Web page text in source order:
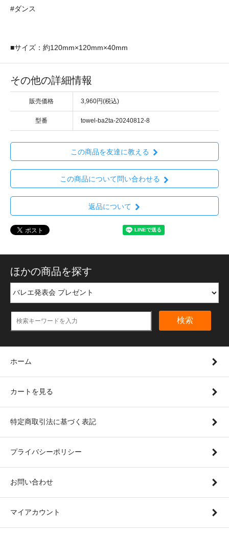
#ダンス
■サイズ：約120mm×120mm×40mm
その他の詳細情報
販売価格 3,960円(税込)
型番 towel-ba2ta-20240812-8
この商品を友達に教える
この商品について問い合わせる
返品について
ほかの商品を探す
検索
ホーム
カートを見る
特定商取引法に基づく表記
プライバシーポリシー
お問い合わせ
マイアカウント